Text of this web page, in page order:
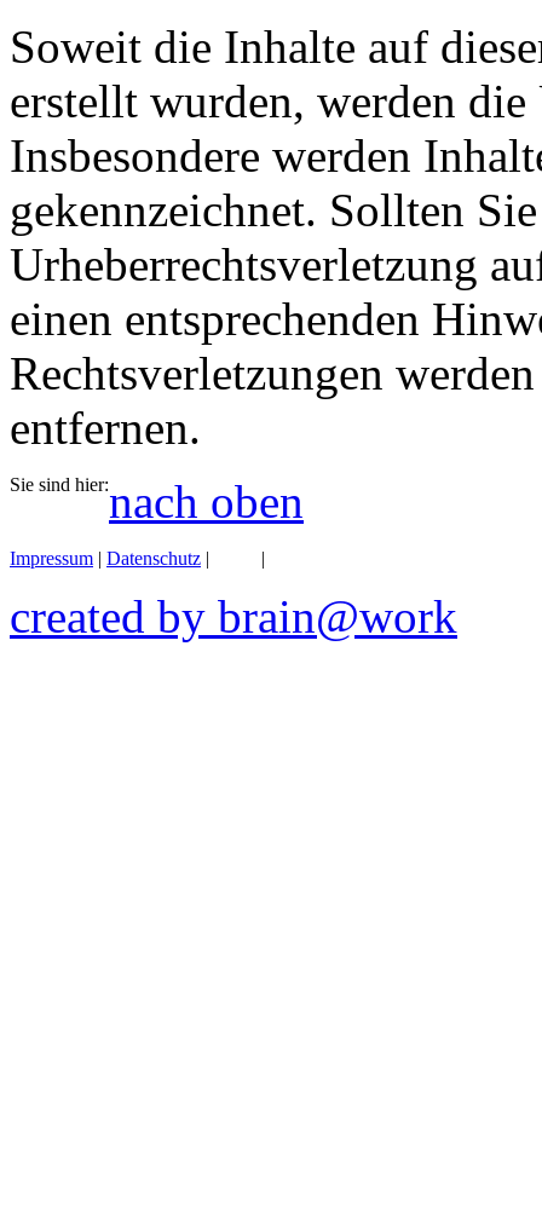
Soweit die Inhalte auf
erstellt wurden, werden
Insbesondere werden
gekennzeichnet. Sollten
Urheberrechtsverletzung
einen entsprechenden
Rechtsverletzungen
entfernen.
Sie sind hier:nach oben
Impressum | Datenschutz | |
created by brain@work